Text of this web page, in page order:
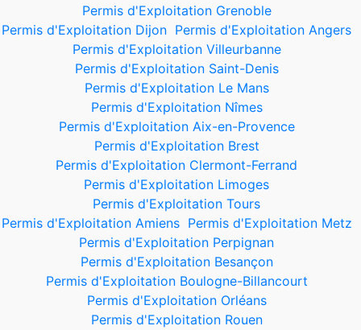
Permis d'Exploitation Grenoble
Permis d'Exploitation Dijon Permis d'Exploitation Angers
Permis d'Exploitation Villeurbanne
Permis d'Exploitation Saint-Denis
Permis d'Exploitation Le Mans
Permis d'Exploitation Nîmes
Permis d'Exploitation Aix-en-Provence
Permis d'Exploitation Brest
Permis d'Exploitation Clermont-Ferrand
Permis d'Exploitation Limoges
Permis d'Exploitation Tours
Permis d'Exploitation Amiens Permis d'Exploitation Metz
Permis d'Exploitation Perpignan
Permis d'Exploitation Besançon
Permis d'Exploitation Boulogne-Billancourt
Permis d'Exploitation Orléans
Permis d'Exploitation Rouen